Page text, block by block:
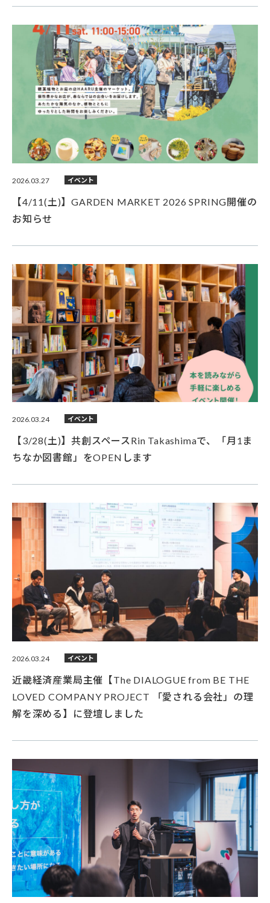
2026.03.27 イベント
【4/11(土)】GARDEN MARKET 2026 SPRING開催の
お知らせ
2026.03.24 イベント
【3/28(土)】共創スペースRin Takashimaで、「月1ま
ちなか図書館」をOPENします
2026.03.24 イベント
近畿経済産業局主催【The DIALOGUE from BE THE
LOVED COMPANY PROJECT 「愛される会社」の理
解を深める】に登壇しました